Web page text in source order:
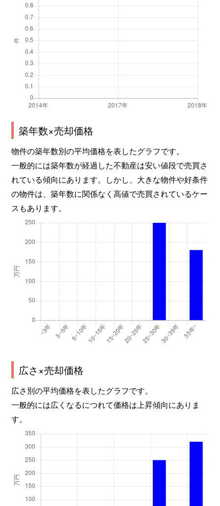
築年数×売却価格
物件の築年数別の平均価格を表したグラフです。
一般的には築年数が経過した不動産は安い値段で売買さ
れている傾向にあります。しかし、大きな物件や好条件
の物件は、築年数に関係なく高値で売買されているケー
スもあります。
広さ×売却価格
広さ別の平均価格を表したグラフです。
一般的には広くなるにつれて価格は上昇傾向にありま
す。